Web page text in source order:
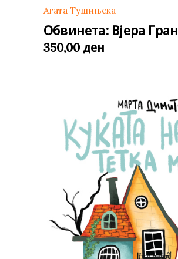
Агата Тушињска
Обвинета: Вјера Гран
350,00 ден